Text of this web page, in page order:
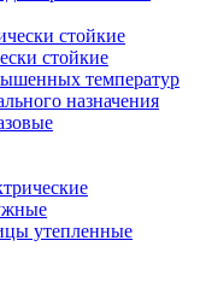
стойкие
стойкие
температур
назначения
утепленные